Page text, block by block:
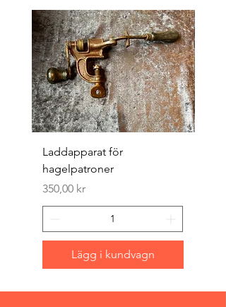
Laddapparat för
hagelpatroner
Pris
350,00 kr
Lägg i kundvagn